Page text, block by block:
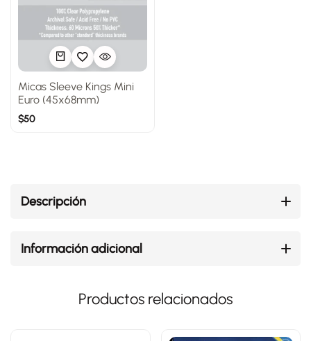
Micas Sleeve Kings Mini
Euro (45x68mm)
$50
Descripción
Información adicional
Productos relacionados